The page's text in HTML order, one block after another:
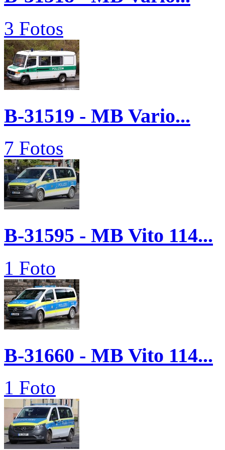
3 Fotos
B-31519 - MB Vario...
7 Fotos
B-31595 - MB Vito 114...
1 Foto
B-31660 - MB Vito 114...
1 Foto